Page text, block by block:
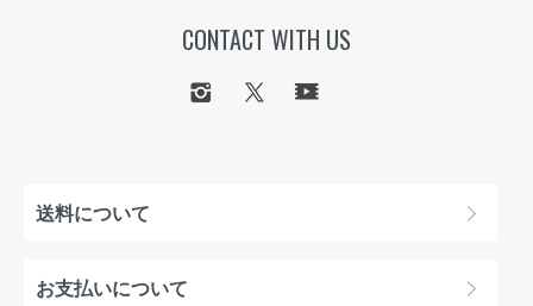
CONTACT WITH US
送料について
お支払いについて